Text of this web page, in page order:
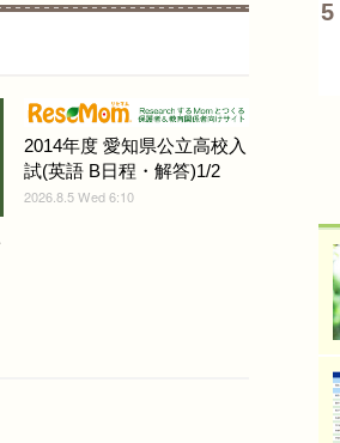
2014年度 愛知県公立高校入
試(英語 B日程・解答)1/2
2026.8.5 Wed 6:10